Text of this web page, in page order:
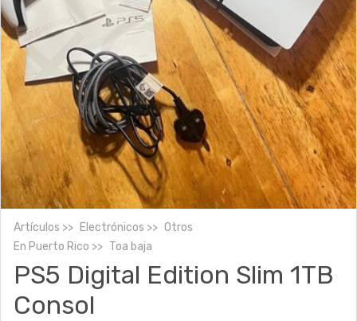
Artículos Electrónicos
Otros
En Puerto Rico Toa baja
PS5 Digital Edition Slim 1TB
Consol